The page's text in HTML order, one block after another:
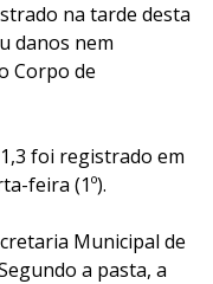
na tarde desta
danos nem
Corpo de
foi registrado em
feira (1º).
Municipal de
a pasta, a